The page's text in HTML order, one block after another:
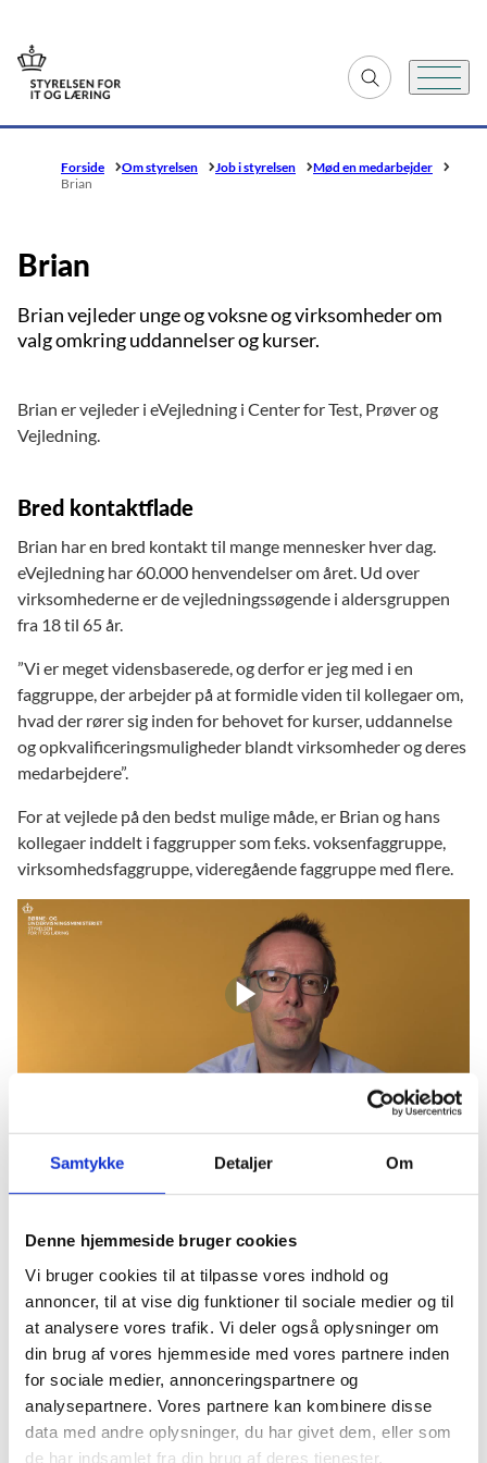
Samtykke Detaljer Om
Denne hjemmeside bruger cookies
Vi bruger cookies til at tilpasse vores indhold og
annoncer, til at vise dig funktioner til sociale medier og til
at analysere vores trafik. Vi deler også oplysninger om
din brug af vores hjemmeside med vores partnere inden
for sociale medier, annonceringspartnere og
analysepartnere. Vores partnere kan kombinere disse
data med andre oplysninger, du har givet dem, eller som
de har indsamlet fra din brug af deres tjenester.
Gå til forsiden Fold søgefelt ud
Menu
Forside Om styrelsen Job i styrelsen
Mød en medarbejder
Brian
Brian
Brian vejleder unge og voksne og virksomheder om
valg omkring uddannelser og kurser.
Brian er vejleder i eVejledning i Center for Test, Prøver og
Vejledning.
Bred kontaktflade
Brian har en bred kontakt til mange mennesker hver dag.
eVejledning har 60.000 henvendelser om året. Ud over
virksomhederne er de vejledningssøgende i aldersgruppen
fra 18 til 65 år.
”Vi er meget vidensbaserede, og derfor er jeg med i en
faggruppe, der arbejder på at formidle viden til kollegaer om,
hvad der rører sig inden for behovet for kurser, uddannelse
og opkvalificeringsmuligheder blandt virksomheder og deres
medarbejdere”.
For at vejlede på den bedst mulige måde, er Brian og hans
kollegaer inddelt i faggrupper som f.eks. voksenfaggruppe,
virksomhedsfaggruppe, videregående faggruppe med flere.
Den viden, som Brian og hans kollegaer har, er med til at
hjælpe mennesker, virksomheder og organisationer videre i
deres planer om uddannelse.
”Jeg hjælper dem, der kontakter os med at træffe valg, som
gør, at de kan komme videre i deres job, uddannelse og
arbejdsliv. Det er et job, som giver mig stor værdi.”